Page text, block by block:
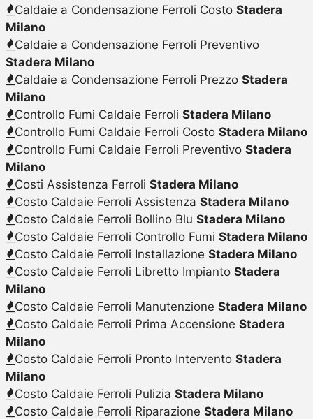
Caldaie a Condensazione Ferroli Costo Stadera
Milano
Caldaie a Condensazione Ferroli Preventivo
Stadera Milano
Caldaie a Condensazione Ferroli Prezzo Stadera
Milano
Controllo Fumi Caldaie Ferroli Stadera Milano
Controllo Fumi Caldaie Ferroli Costo Stadera Milano
Controllo Fumi Caldaie Ferroli Preventivo Stadera
Milano
Costi Assistenza Ferroli Stadera Milano
Costo Caldaie Ferroli Assistenza Stadera Milano
Costo Caldaie Ferroli Bollino Blu Stadera Milano
Costo Caldaie Ferroli Controllo Fumi Stadera Milano
Costo Caldaie Ferroli Installazione Stadera Milano
Costo Caldaie Ferroli Libretto Impianto Stadera
Milano
Costo Caldaie Ferroli Manutenzione Stadera Milano
Costo Caldaie Ferroli Prima Accensione Stadera
Milano
Costo Caldaie Ferroli Pronto Intervento Stadera
Milano
Costo Caldaie Ferroli Pulizia Stadera Milano
Costo Caldaie Ferroli Riparazione Stadera Milano